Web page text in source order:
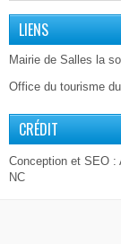
LIENS
Mairie de Salles la
Office du tourisme
CRÉDIT
Conception et SEO :
NC